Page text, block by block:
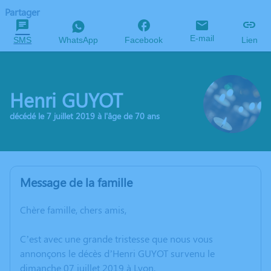
Partager
SMS WhatsApp Facebook E-mail Lien
Henri GUYOT
décédé le 7 juillet 2019 à l'âge de 70 ans
Message de la famille
Chère famille, chers amis,
C’est avec une grande tristesse que nous vous
annonçons le décès d’Henri GUYOT survenu le
dimanche 07 juillet 2019 à Lyon.